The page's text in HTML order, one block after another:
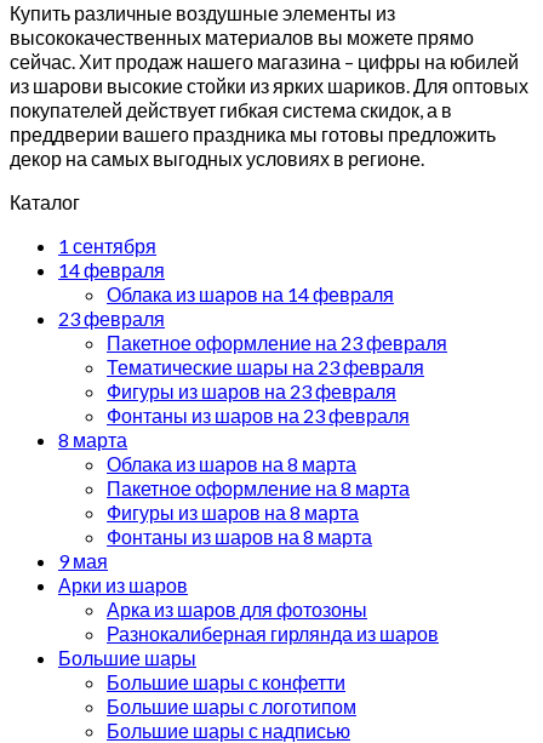
Купить различные воздушные элементы из
высококачественных материалов вы можете прямо
сейчас. Хит продаж нашего магазина – цифры на юбилей
из шарови высокие стойки из ярких шариков. Для оптовых
покупателей действует гибкая система скидок, а в
преддверии вашего праздника мы готовы предложить
декор на самых выгодных условиях в регионе.
Каталог
1 сентября
14 февраля
Облака из шаров на 14 февраля
23 февраля
Пакетное оформление на 23 февраля
Тематические шары на 23 февраля
Фигуры из шаров на 23 февраля
Фонтаны из шаров на 23 февраля
8 марта
Облака из шаров на 8 марта
Пакетное оформление на 8 марта
Фигуры из шаров на 8 марта
Фонтаны из шаров на 8 марта
9 мая
Арки из шаров
Арка из шаров для фотозоны
Разнокалиберная гирлянда из шаров
Большие шары
Большие шары с конфетти
Большие шары с логотипом
Большие шары с надписью